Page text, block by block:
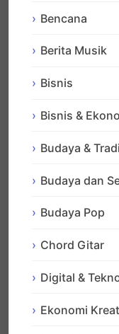
Bencana
Berita Musik
Bisnis
Bisnis &
Budaya &
Budaya dan
Budaya Pop
Chord Gitar
Digital &
Ekonomi